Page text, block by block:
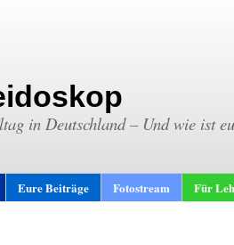
in Deutschland – Und wie ist
Eure Beiträge Fotostream Für